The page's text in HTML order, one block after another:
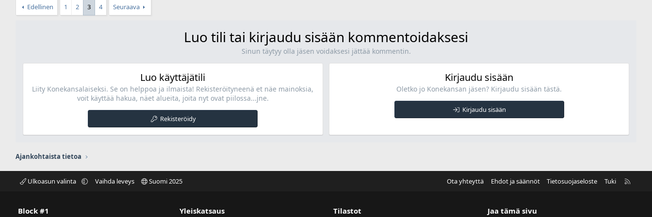
Edellinen 1 2 3 4 Seuraava
Luo tili tai kirjaudu sisään kommentoidaksesi
Sinun täytyy olla jäsen voidaksesi jättää kommentin.
Luo käyttäjätili
Liity Konekansalaiseksi. Se on helppoa ja ilmaista! Rekisteröityneenä et näe mainoksia,
voit käyttää hakua, näet alueita, joita nyt ovat piilossa...jne.
Rekisteröidy
Kirjaudu sisään
Oletko jo Konekansan jäsen? Kirjaudu sisään tästä.
Kirjaudu sisään
Ajankohtaista tietoa
Ulkoasun valinta Vaihda leveys Suomi 2025 Ota yhteyttä Ehdot ja säännöt Tietosuojaseloste Tuki
Block #1 Yleiskatsaus Tilastot Jaa tämä sivu